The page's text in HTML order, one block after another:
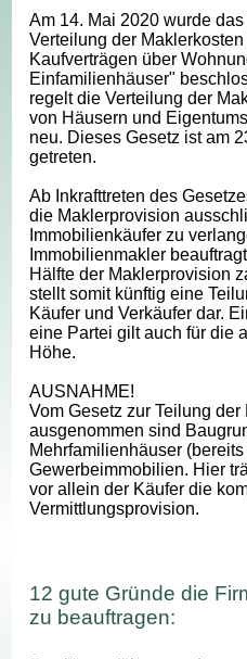
Am 14. Mai 2020 wurde
Verteilung der
Kaufverträgen über
Einfamilienhäuser"
regelt die Verteilung der
von Häusern und
neu. Dieses Gesetz ist am
getreten.
Ab Inkrafttreten des
die Maklerprovision
Immobilienkäufer zu
Immobilienmakler
Hälfte der Maklerprovision
stellt somit künftig eine
Käufer und Verkäufer dar.
eine Partei gilt auch für die
Höhe.
AUSNAHME!
Vom Gesetz zur Teilung
ausgenommen sind
Mehrfamilienhäuser
Gewerbeimmobilien. Hier
vor allein der Käufer die
Vermittlungsprovision.
12 gute Gründe die
zu beauftragen: